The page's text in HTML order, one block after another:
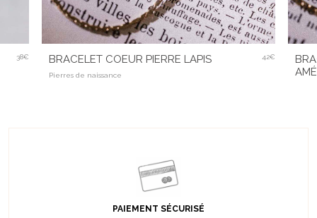
38€ BRACELET COEUR PIERRE LAPIS
Pierres de naissance
42€
PAIEMENT SÉCURISÉ